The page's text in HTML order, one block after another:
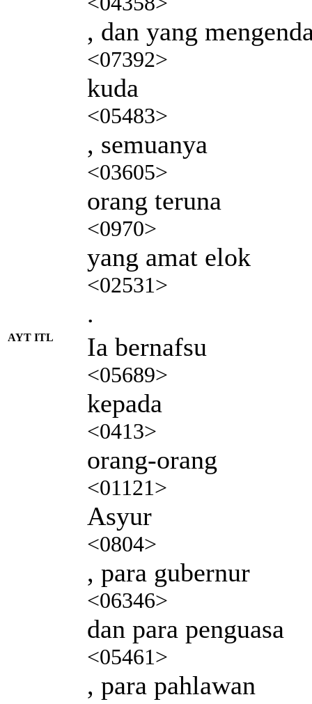
, dan yang
<07392>
kuda
<05483>
, semuanya
<03605>
orang teruna
<0970>
yang amat elok
<02531>
.
AYT ITL Ia bernafsu
<05689>
kepada
<0413>
orang-orang
<01121>
Asyur
<0804>
, para gubernur
<06346>
dan para penguasa
<05461>
, para pahlawan